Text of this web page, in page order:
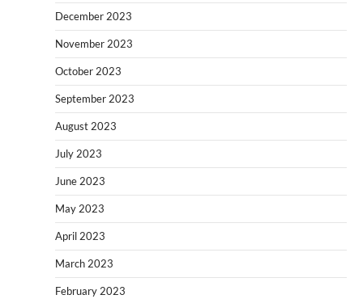
December 2023
November 2023
October 2023
September 2023
August 2023
July 2023
June 2023
May 2023
April 2023
March 2023
February 2023